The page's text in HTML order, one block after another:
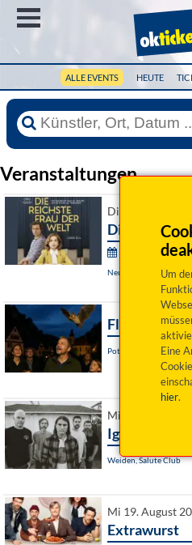
ALLE EVENTS HEUTE
Um
Eine
hier.
Veranstaltungen
Di 18. August
Die reichste
Stadtwerke
Neumarkt i.d.OPf.,
Pottenstein, Am
Mi 19. August
Ignite &
Weiden, Salute Club
Mi 19. August
Extrawurst